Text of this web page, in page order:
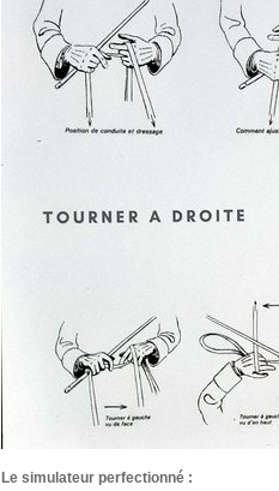
Le simulateur perfectionné :